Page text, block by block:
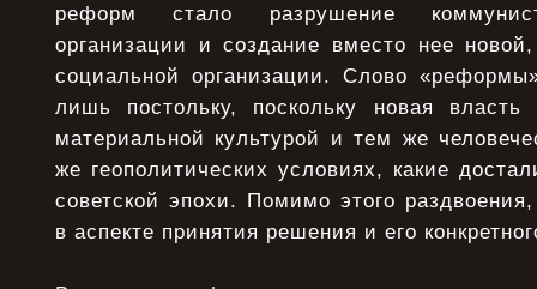
реформ стало разрушение
организации и создание вместо нее
социальной организации. Слово
лишь постольку, поскольку новая
материальной культурой и тем же
же геополитических условиях, какие
советской эпохи. Помимо этого
в аспекте принятия решения и его